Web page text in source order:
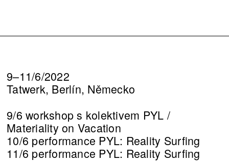
9–11/6/2022
Tatwerk, Berlín, Německo
9/6 workshop s kolektivem PYL /
Materiality on Vacation
10/6 performance PYL: Reality Surfing
11/6 performance PYL: Reality Surfing